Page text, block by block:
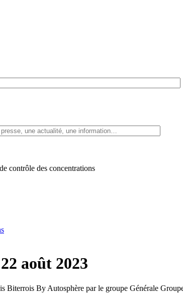
contrôle des concentrations
22 août 2023
Biterrois By Autosphère par le groupe Générale